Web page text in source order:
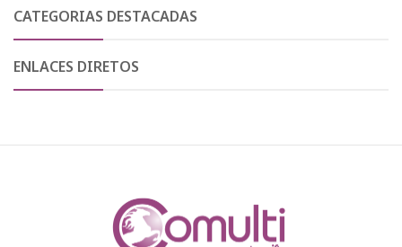
CATEGORIAS DESTACADAS
ENLACES DIRETOS